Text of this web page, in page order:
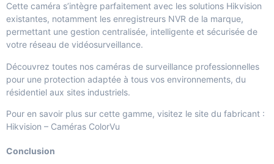
Cette caméra s’intègre parfaitement avec les solutions Hikvision
existantes, notamment les enregistreurs NVR de la marque,
permettant une gestion centralisée, intelligente et sécurisée de
votre réseau de vidéosurveillance.
Découvrez toutes nos caméras de surveillance professionnelles
pour une protection adaptée à tous vos environnements, du
résidentiel aux sites industriels.
Pour en savoir plus sur cette gamme, visitez le site du fabricant :
Hikvision – Caméras ColorVu
Conclusion